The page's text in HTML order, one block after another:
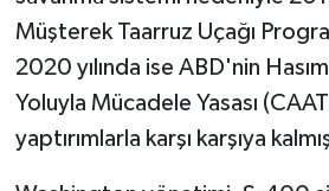
Müşterek Taarruz Uçağı
2020 yılında ise ABD'nin
Yoluyla Mücadele Yasası
yaptırımlarla karşı karşıya